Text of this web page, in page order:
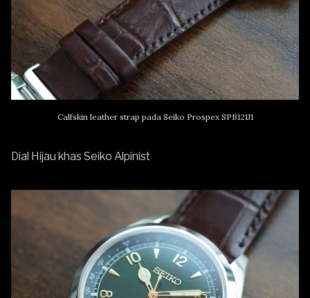
Calfskin leather strap pada Seiko Prospex SPB121J1
Dial Hijau khas Seiko Alpinist